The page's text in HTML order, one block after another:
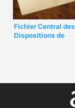
Fichier Central des
Dispositions de